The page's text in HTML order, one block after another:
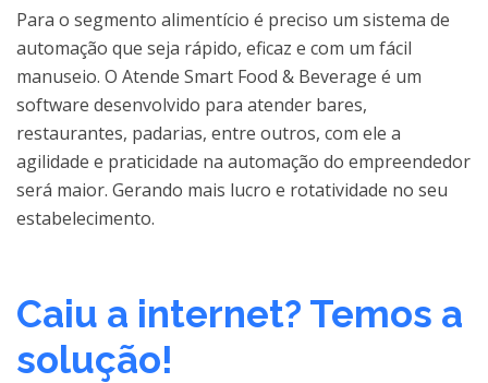
Para o segmento alimentício é preciso um sistema de
automação que seja rápido, eficaz e com um fácil
manuseio. O Atende Smart Food & Beverage é um
software desenvolvido para atender bares,
restaurantes, padarias, entre outros, com ele a
agilidade e praticidade na automação do empreendedor
será maior. Gerando mais lucro e rotatividade no seu
estabelecimento.
Caiu a internet? Temos a
solução!